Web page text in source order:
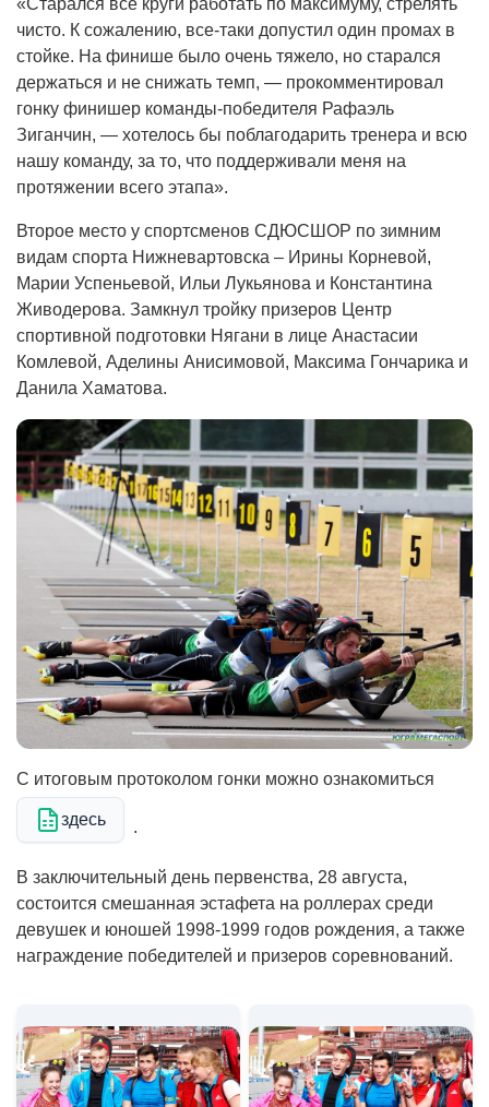
«Старался все круги работать по максимуму, стрелять
чисто. К сожалению, все-таки допустил один промах в
стойке. На финише было очень тяжело, но старался
держаться и не снижать темп, — прокомментировал
гонку финишер команды-победителя Рафаэль
Зиганчин, — хотелось бы поблагодарить тренера и всю
нашу команду, за то, что поддерживали меня на
протяжении всего этапа».
Второе место у спортсменов СДЮСШОР по зимним
видам спорта Нижневартовска – Ирины Корневой,
Марии Успеньевой, Ильи Лукьянова и Константина
Живодерова. Замкнул тройку призеров Центр
спортивной подготовки Нягани в лице Анастасии
Комлевой, Аделины Анисимовой, Максима Гончарика и
Данила Хаматова.
С итоговым протоколом гонки можно ознакомиться
здесь .
В заключительный день первенства, 28 августа,
состоится смешанная эстафета на роллерах среди
девушек и юношей 1998-1999 годов рождения, а также
награждение победителей и призеров соревнований.